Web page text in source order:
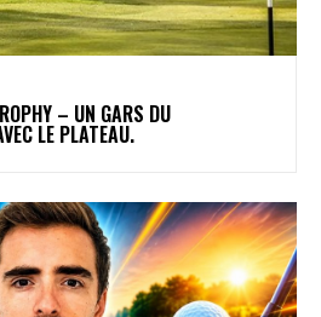
– UN GARS DU
LE PLATEAU.